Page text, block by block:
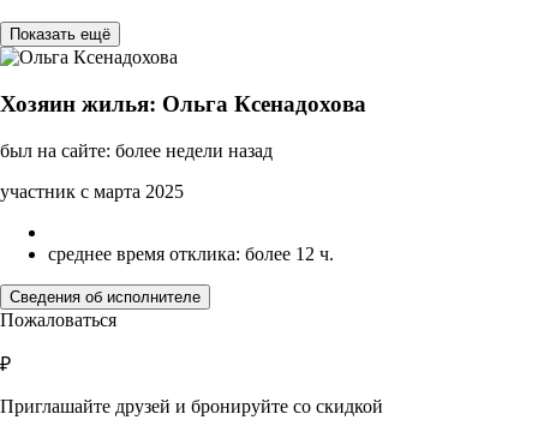
Показать ещё
Хозяин жилья: Ольга Ксенадохова
был на сайте: более недели назад
участник с марта 2025
среднее время отклика: более 12 ч.
Сведения об исполнителе
Пожаловаться
₽
Приглашайте друзей и бронируйте со скидкой